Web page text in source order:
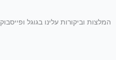
המלצות וביקורות עלינו בגוגל ופייסבוק